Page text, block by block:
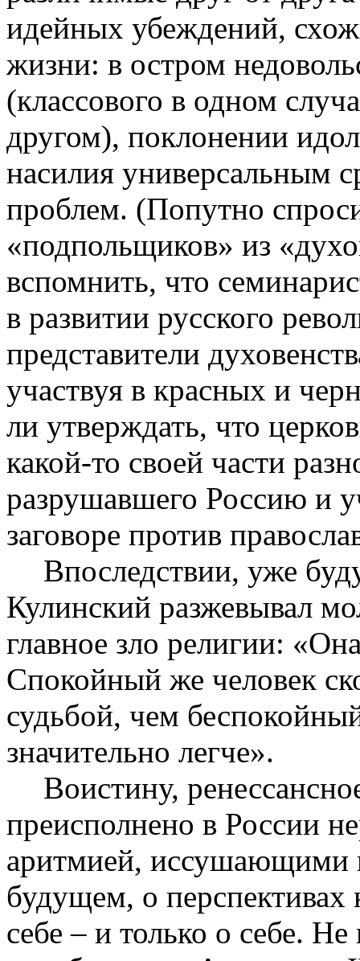
идейных убеждений,
жизни: в остром
(классового в одном
другом), поклонении
насилия универсальным
проблем. (Попутно
«подпольщиков» из
вспомнить, что
в развитии русского
представители
участвуя в красных и
ли утверждать, что
какой-то своей части
разрушавшего Россию и
заговоре против
Впоследствии, уже
Кулинский разжевывал
главное зло религии:
Спокойный же человек
судьбой, чем
значительно легче».
Воистину,
преисполнено в России
аритмией, иссушающими
будущем, о перспективах
себе – и только о себе.